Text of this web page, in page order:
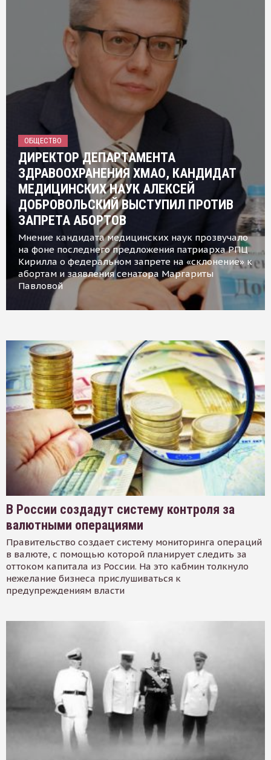
ОБЩЕСТВО
ДИРЕКТОР ДЕПАРТАМЕНТА
ЗДРАВООХРАНЕНИЯ ХМАО, КАНДИДАТ
МЕДИЦИНСКИХ НАУК АЛЕКСЕЙ
ДОБРОВОЛЬСКИЙ ВЫСТУПИЛ ПРОТИВ
ЗАПРЕТА АБОРТОВ
Мнение кандидата медицинских наук прозвучало
на фоне последнего предложения патриарха РПЦ
Кирилла о федеральном запрете на «склонение» к
абортам и заявления сенатора Маргариты
Павловой
В России создадут систему контроля за
валютными операциями
Правительство создает систему мониторинга операций
в валюте, с помощью которой планирует следить за
оттоком капитала из России. На это кабмин толкнуло
нежелание бизнеса прислушиваться к
предупреждениям власти